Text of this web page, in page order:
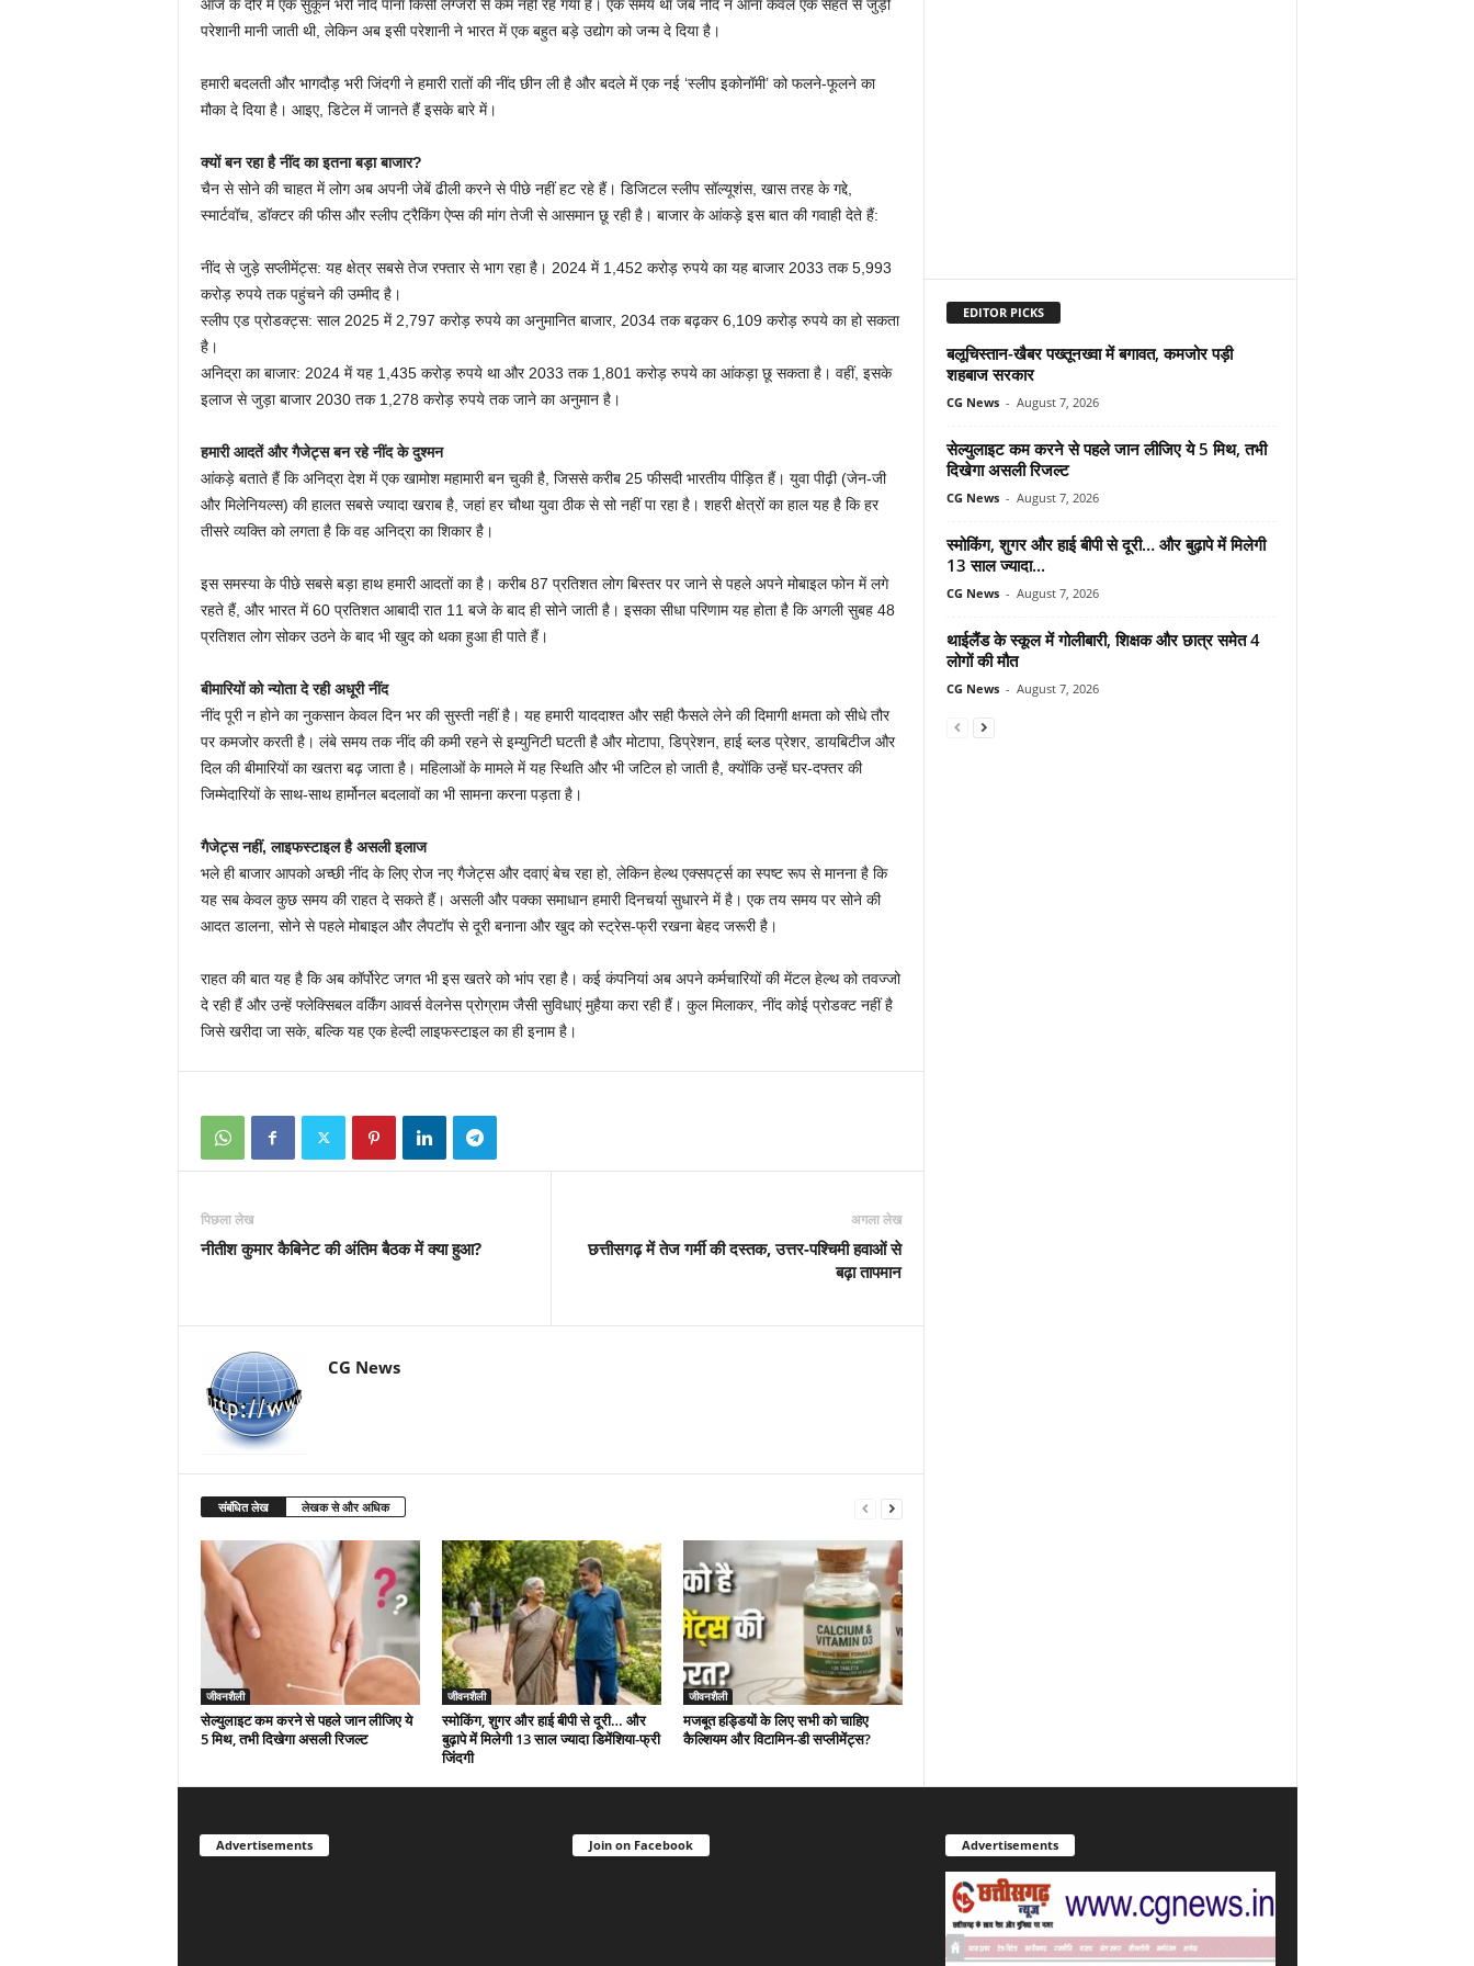
आज के दौर में एक सुकून भरी नींद पाना किसी लग्जरी से कम नहीं रह गया है। एक समय था जब नींद न आना केवल एक सेहत से जुड़ी
परेशानी मानी जाती थी, लेकिन अब इसी परेशानी ने भारत में एक बहुत बड़े उद्योग को जन्म दे दिया है।
हमारी बदलती और भागदौड़ भरी जिंदगी ने हमारी रातों की नींद छीन ली है और बदले में एक नई ‘स्लीप इकोनॉमी’ को फलने-फूलने का
मौका दे दिया है। आइए, डिटेल में जानते हैं इसके बारे में।
क्यों बन रहा है नींद का इतना बड़ा बाजार?
चैन से सोने की चाहत में लोग अब अपनी जेबें ढीली करने से पीछे नहीं हट रहे हैं। डिजिटल स्लीप सॉल्यूशंस, खास तरह के गद्दे,
स्मार्टवॉच, डॉक्टर की फीस और स्लीप ट्रैकिंग ऐप्स की मांग तेजी से आसमान छू रही है। बाजार के आंकड़े इस बात की गवाही देते हैं:
नींद से जुड़े सप्लीमेंट्स: यह क्षेत्र सबसे तेज रफ्तार से भाग रहा है। 2024 में 1,452 करोड़ रुपये का यह बाजार 2033 तक 5,993
करोड़ रुपये तक पहुंचने की उम्मीद है।
स्लीप एड प्रोडक्ट्स: साल 2025 में 2,797 करोड़ रुपये का अनुमानित बाजार, 2034 तक बढ़कर 6,109 करोड़ रुपये का हो सकता
है।
अनिद्रा का बाजार: 2024 में यह 1,435 करोड़ रुपये था और 2033 तक 1,801 करोड़ रुपये का आंकड़ा छू सकता है। वहीं, इसके
इलाज से जुड़ा बाजार 2030 तक 1,278 करोड़ रुपये तक जाने का अनुमान है।
हमारी आदतें और गैजेट्स बन रहे नींद के दुश्मन
आंकड़े बताते हैं कि अनिद्रा देश में एक खामोश महामारी बन चुकी है, जिससे करीब 25 फीसदी भारतीय पीड़ित हैं। युवा पीढ़ी (जेन-जी
और मिलेनियल्स) की हालत सबसे ज्यादा खराब है, जहां हर चौथा युवा ठीक से सो नहीं पा रहा है। शहरी क्षेत्रों का हाल यह है कि हर
तीसरे व्यक्ति को लगता है कि वह अनिद्रा का शिकार है।
इस समस्या के पीछे सबसे बड़ा हाथ हमारी आदतों का है। करीब 87 प्रतिशत लोग बिस्तर पर जाने से पहले अपने मोबाइल फोन में लगे
रहते हैं, और भारत में 60 प्रतिशत आबादी रात 11 बजे के बाद ही सोने जाती है। इसका सीधा परिणाम यह होता है कि अगली सुबह 48
प्रतिशत लोग सोकर उठने के बाद भी खुद को थका हुआ ही पाते हैं।
बीमारियों को न्योता दे रही अधूरी नींद
नींद पूरी न होने का नुकसान केवल दिन भर की सुस्ती नहीं है। यह हमारी याददाश्त और सही फैसले लेने की दिमागी क्षमता को सीधे तौर
पर कमजोर करती है। लंबे समय तक नींद की कमी रहने से इम्युनिटी घटती है और मोटापा, डिप्रेशन, हाई ब्लड प्रेशर, डायबिटीज और
दिल की बीमारियों का खतरा बढ़ जाता है। महिलाओं के मामले में यह स्थिति और भी जटिल हो जाती है, क्योंकि उन्हें घर-दफ्तर की
जिम्मेदारियों के साथ-साथ हार्मोनल बदलावों का भी सामना करना पड़ता है।
गैजेट्स नहीं, लाइफस्टाइल है असली इलाज
भले ही बाजार आपको अच्छी नींद के लिए रोज नए गैजेट्स और दवाएं बेच रहा हो, लेकिन हेल्थ एक्सपर्ट्स का स्पष्ट रूप से मानना है कि
यह सब केवल कुछ समय की राहत दे सकते हैं। असली और पक्का समाधान हमारी दिनचर्या सुधारने में है। एक तय समय पर सोने की
आदत डालना, सोने से पहले मोबाइल और लैपटॉप से दूरी बनाना और खुद को स्ट्रेस-फ्री रखना बेहद जरूरी है।
राहत की बात यह है कि अब कॉर्पोरेट जगत भी इस खतरे को भांप रहा है। कई कंपनियां अब अपने कर्मचारियों की मेंटल हेल्थ को तवज्जो
दे रही हैं और उन्हें फ्लेक्सिबल वर्किंग आवर्स वेलनेस प्रोग्राम जैसी सुविधाएं मुहैया करा रही हैं। कुल मिलाकर, नींद कोई प्रोडक्ट नहीं है
जिसे खरीदा जा सके, बल्कि यह एक हेल्दी लाइफस्टाइल का ही इनाम है।
पिछला लेख
नीतीश कुमार कैबिनेट की अंतिम बैठक में क्या हुआ?
अगला लेख
छत्तीसगढ़ में तेज गर्मी की दस्तक, उत्तर-पश्चिमी हवाओं से
बढ़ा तापमान
CG News
संबंधित लेख लेखक से और अधिक
जीवनशैली
सेल्युलाइट कम करने से पहले जान लीजिए ये
5 मिथ, तभी दिखेगा असली रिजल्ट
जीवनशैली
स्मोकिंग, शुगर और हाई बीपी से दूरी… और
बुढ़ापे में मिलेगी 13 साल ज्यादा डिमेंशिया-फ्री
जिंदगी
जीवनशैली
मजबूत हड्डियों के लिए सभी को चाहिए
कैल्शियम और विटामिन-डी सप्लीमेंट्स?
EDITOR PICKS
बलूचिस्तान-खैबर पख्तूनख्वा में बगावत, कमजोर पड़ी
शहबाज सरकार
CG News - August 7, 2026
सेल्युलाइट कम करने से पहले जान लीजिए ये 5 मिथ, तभी
दिखेगा असली रिजल्ट
CG News - August 7, 2026
स्मोकिंग, शुगर और हाई बीपी से दूरी… और बुढ़ापे में मिलेगी
13 साल ज्यादा...
CG News - August 7, 2026
थाईलैंड के स्कूल में गोलीबारी, शिक्षक और छात्र समेत 4
लोगों की मौत
CG News - August 7, 2026
Advertisements Join on Facebook Advertisements